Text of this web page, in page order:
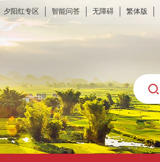
夕阳红专区 智能问答 无障碍 繁体版